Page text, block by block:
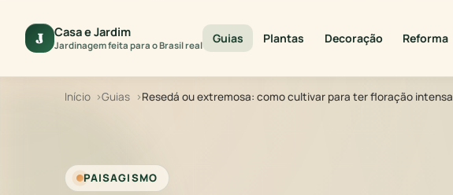
J Casa e Jardim
Jardinagem feita para o Brasil real Guias Plantas Decoração Reforma
Início Guias Resedá ou extremosa: como cultivar para ter floração intensa
PAISAGISMO